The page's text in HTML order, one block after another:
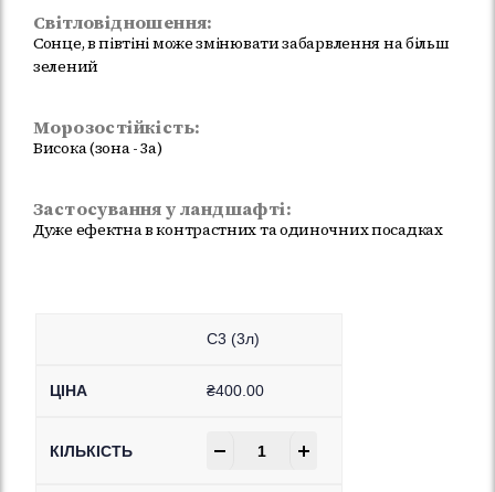
Світловідношення:
Сонце, в півтіні може змінювати забарвлення на більш
зелений
Морозостійкість:
Висока (зона - 3а)
Застосування у ландшафті:
Дуже ефектна в контрастних та одиночних посадках
C3 (3л)
₴400.00